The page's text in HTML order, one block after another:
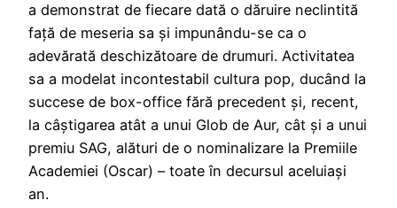
a demonstrat de fiecare dată o dăruire neclintită
față de meseria sa și impunându-se ca o
adevărată deschizătoare de drumuri. Activitatea
sa a modelat incontestabil cultura pop, ducând la
succese de box-office fără precedent și, recent,
la câștigarea atât a unui Glob de Aur, cât și a unui
premiu SAG, alături de o nominalizare la Premiile
Academiei (Oscar) – toate în decursul aceluiași
an.